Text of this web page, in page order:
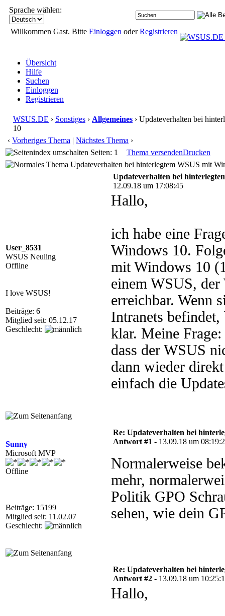
Sprache wählen:
Willkommen Gast. Bitte Einloggen oderRegistrieren
Übersicht
Hilfe
Suchen
Einloggen
Registrieren
WSUS.DE › Sonstiges › Allgemeines › Updateverhalten bei
10
‹ Vorheriges Thema | Nächstes Thema ›
Seiten: 1
Thema versendenDrucken
Updateverhalten bei hinterlegtem WSUS mit
User_8531
WSUS Neuling
Offline
I love WSUS!
Beiträge: 6
Mitglied seit: 05.12.17
Geschlecht:
Updateverhalten bei
12.09.18 um 17:08:45
Hallo,
ich habe eine
Windows 10.
mit Windows 10
einem WSUS,
erreichbar. Wenn
Intranets
klar. Meine
dass der WSUS
dann wieder
einfach die
Sunny
Microsoft MVP
Offline
Beiträge: 15199
Mitglied seit: 11.02.07
Geschlecht:
Re: Updateverhalten bei
Antwort #1 - 13.09.18 um
Normalerweise
mehr,
Politik GPO
sehen, wie dein
Re: Updateverhalten bei
Antwort #2 - 13.09.18 um
Hallo,